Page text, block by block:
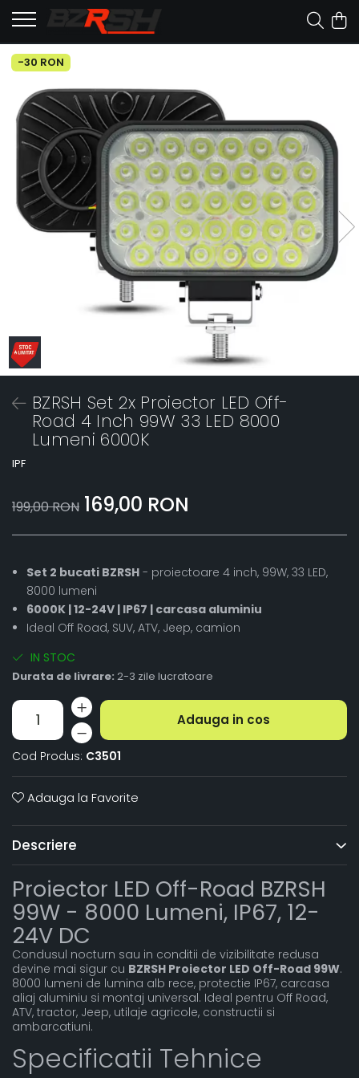
-30 RON
BZRSH Set 2x Proiector LED Off-
Road 4 Inch 99W 33 LED 8000
Lumeni 6000K
IPF
199,00 RON 169,00 RON
Set 2 bucati BZRSH - proiectoare 4 inch, 99W, 33 LED,
8000 lumeni
6000K | 12-24V | IP67 | carcasa aluminiu
Ideal Off Road, SUV, ATV, Jeep, camion
IN STOC
Durata de livrare: 2-3 zile lucratoare
Adauga in cos
Cod Produs: C3501
Adauga la Favorite
Descriere
Proiector LED Off-Road BZRSH
99W - 8000 Lumeni, IP67, 12-
24V DC
Condusul nocturn sau in conditii de vizibilitate redusa
devine mai sigur cu BZRSH Proiector LED Off-Road 99W.
8000 lumeni de lumina alb rece, protectie IP67, carcasa
aliaj aluminiu si montaj universal. Ideal pentru Off Road,
ATV, tractor, Jeep, utilaje agricole, constructii si
ambarcatiuni.
Specificatii Tehnice